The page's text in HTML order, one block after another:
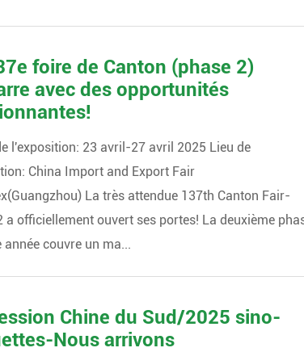
foire de Canton (phase 2)
avec des opportunités
l'exposition: 23 avril-27 avril 2025 Lieu de
China Import and Export Fair
La très attendue 137th Canton Fair-
a officiellement ouvert ses portes! La deuxième
année couvre un ma...
Chine du Sud/2025 sino-
Nous arrivons